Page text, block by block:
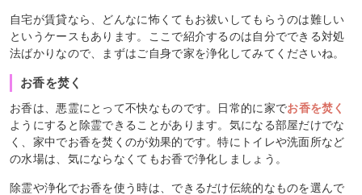
自宅が賃貸なら、どんなに怖くてもお祓いしてもらうのは難しい
というケースもあります。ここで紹介するのは自分でできる対処
法ばかりなので、まずはご自身で家を浄化してみてくださいね。
お香を焚く
お香は、悪霊にとって不快なものです。日常的に家でお香を焚く
ようにすると除霊できることがあります。気になる部屋だけでな
く、家中でお香を焚くのが効果的です。特にトイレや洗面所など
の水場は、気にならなくてもお香で浄化しましょう。
除霊や浄化でお香を使う時は、できるだけ伝統的なものを選んで